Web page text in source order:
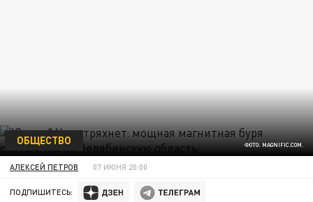
ФОТО: MAGNIFIC.COM.
ОБЩЕСТВО
АЛЕКСЕЙ ПЕТРОВ 07 ИЮНЯ 20:00
ПОДПИШИТЕСЬ: